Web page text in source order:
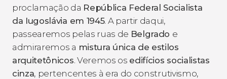
proclamação da República Federal Socialista
da Iugoslávia em 1945. A partir daqui,
passearemos pelas ruas de Belgrado e
admiraremos a mistura única de estilos
arquitetônicos. Veremos os edifícios socialistas
cinza, pertencentes à era do construtivismo,